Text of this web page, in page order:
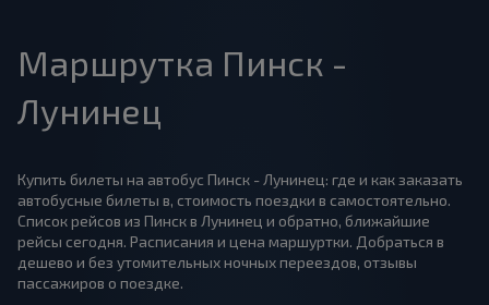
Маршрутка Пинск -
Лунинец
Купить билеты на автобус Пинск - Лунинец: где и как заказать
автобусные билеты в, стоимость поездки в самостоятельно.
Список рейсов из Пинск в Лунинец и обратно, ближайшие
рейсы сегодня. Расписания и цена маршуртки. Добраться в
дешево и без утомительных ночных переездов, отзывы
пассажиров о поездке.